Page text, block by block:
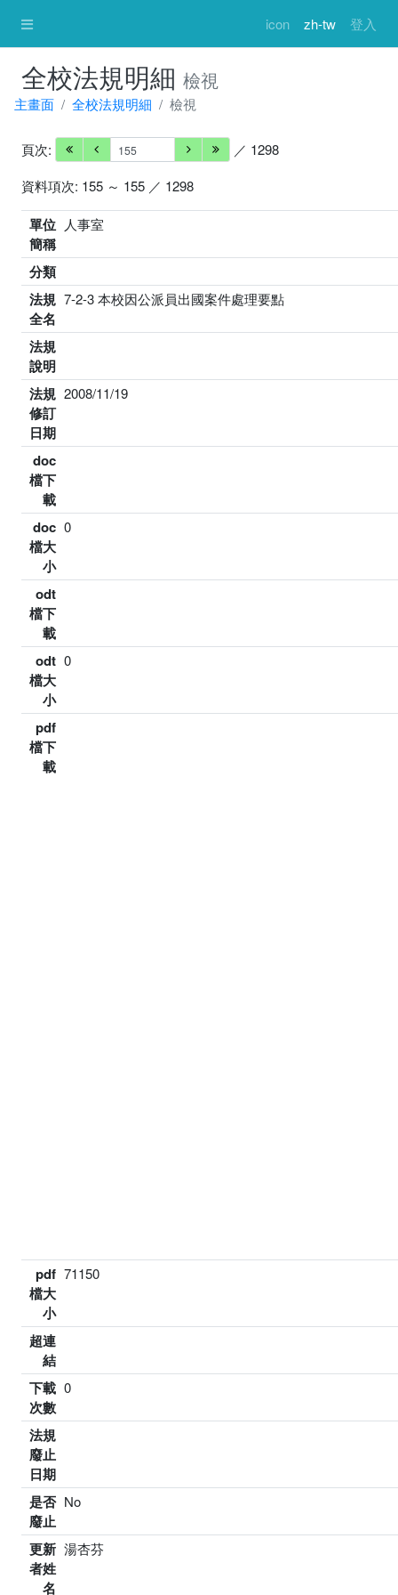
icon zh-tw 登入
全校法規明細 檢視
主畫面 全校法規明細 檢視
頁次:
／ 1298
資料項次: 155 ～ 155 ／ 1298
單位
簡稱
人事室
分類
法規
全名
7-2-3 本校因公派員出國案件處理要點
法規
說明
法規
修訂
日期
2008/11/19
doc
檔下
載
doc
檔大
小
0
odt
檔下
載
odt
檔大
小
0
pdf
檔下
載
pdf
檔大
小
71150
超連
結
下載
次數
0
法規
廢止
日期
是否
廢止
No
更新
者姓
名
湯杏芬